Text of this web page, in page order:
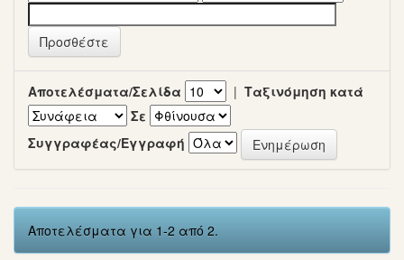
Αποτελέσματα/Σελίδα | Ταξινόμηση κατά
Σε
Συγγραφέας/Εγγραφή
Αποτελέσματα για 1-2 από 2.